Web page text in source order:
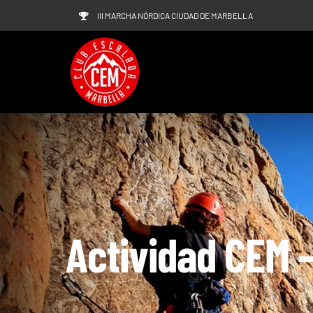
al
III MARCHA NÓRDICA CIUDAD DE MARBELLA
Actividad CEM